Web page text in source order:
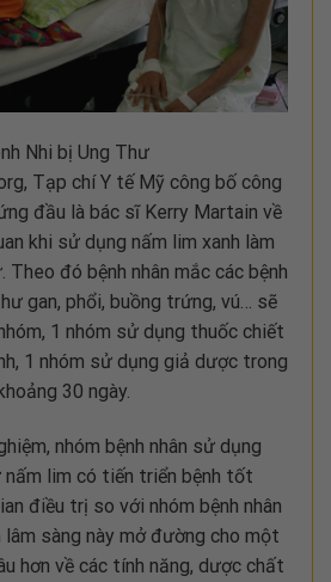
Nhi bị Ung Thư
Tạp chí Y tế Mỹ công bố công
đầu là bác sĩ Kerry Martain về
khi sử dụng nấm lim xanh làm
Theo đó bệnh nhân mắc các bệnh
gan, phổi, buồng trứng, vú… sẽ
1 nhóm sử dụng thuốc chiết
1 nhóm sử dụng giả dược trong
30 ngày.
nhóm bệnh nhân sử dụng
lim có tiến triển bệnh tốt
điều trị so với nhóm bệnh nhân
sàng này mở đường cho một
hơn về các tính năng, dược chất